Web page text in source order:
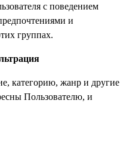
с поведением
и
группах.
категорию, жанр и другие
Пользователю, и